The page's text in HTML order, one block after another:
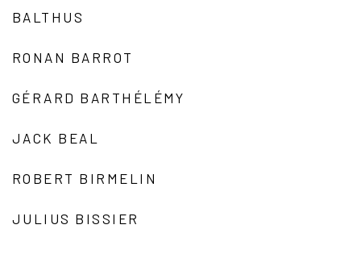
BALTHUS
RONAN BARROT
GÉRARD BARTHÉLÉMY
JACK BEAL
ROBERT BIRMELIN
JULIUS BISSIER